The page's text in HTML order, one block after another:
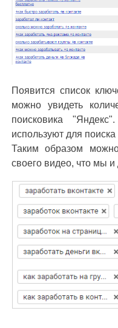
Появится список
можно увидеть
поисковика
используют для
Таким образом
своего видео, что мы и